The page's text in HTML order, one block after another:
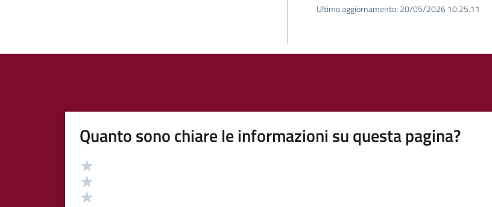
Ultimo aggiornamento: 20/05/2026 10:25.11
Quanto sono chiare le informazioni su questa pagina?
Valutazione